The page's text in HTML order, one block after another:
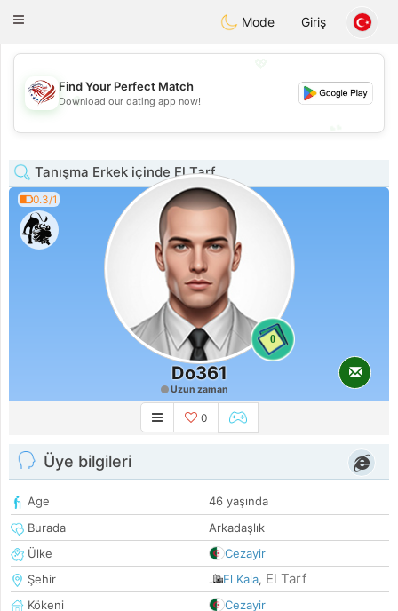
Dating
Toggle
Mode Giriş
💖
💕
Find Your Perfect Match
Download our dating app now!
Tanışma Erkek içinde El Tarf
0.3/1
0
Do361
Uzun zaman
0
Üye bilgileri
Age
46 yaşında
Burada
Arkadaşlık
Ülke
Cezayir
Şehir
El Kala, El Tarf
Kökeni
Cezayir